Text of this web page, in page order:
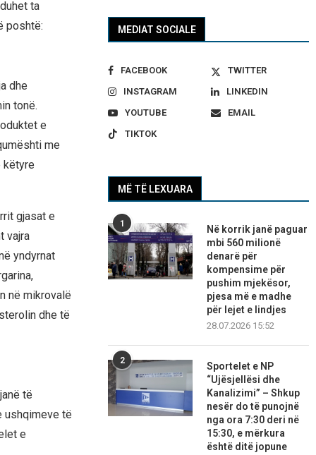
ta
poshtë:
dhe
tonë.
e
me
këtyre
gjasat e
vajra
yndyrnat
në mikrovalë
dhe të
të
ushqimeve të
e
MEDIAT SOCIALE
FACEBOOK
TWITTER
INSTAGRAM
LINKEDIN
YOUTUBE
EMAIL
TIKTOK
MË TË LEXUARA
1
Në korrik janë paguar
mbi 560 milionë
denarë për
kompensime për
pushim mjekësor,
pjesa më e madhe
për lejet e lindjes
28.07.2026 15:52
2
Sportelet e NP
“Ujësjellësi dhe
Kanalizimi” – Shkup
nesër do të punojnë
nga ora 7:30 deri në
15:30, e mërkura
është ditë jopune